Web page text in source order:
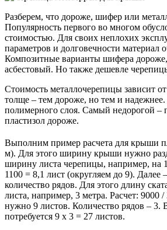
Разберем, что дороже, шифер или
Популярность первого во многом
стоимостью. Для своих неплохих
параметров и долговечности материал
Композитные варианты шифера
асбестовый. Но также дешевле
Стоимость металлочерепицы зависит
толще – тем дороже, но тем и
полимерного слоя. Самый недорогой –
пластизол дороже.
Выполним пример расчета для крыши
м). Для этого ширину крыши нужно
ширину листа черепицы, например, на
1100 = 8,1 лист (округляем до 9). Далее
количество рядов. Для этого длину
листа, например, 3 метра. Расчет: 9000
нужно 9 листов. Количество рядов – 3.
потребуется 9 х 3 = 27 листов.